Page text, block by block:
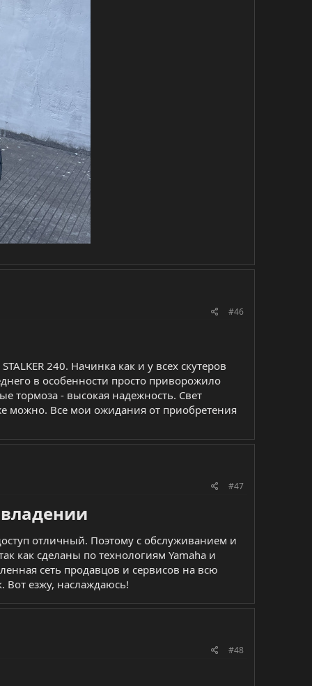
#46
240. Начинка как и у всех скутеров
в особенности просто приворожило
тормоза - высокая надежность. Свет
можно. Все мои ожидания от приобретения
#47
владении​
отличный. Поэтому с обслуживанием и
как сделаны по технологиям Yamaha и
сеть продавцов и сервисов на всю
Вот езжу, наслаждаюсь!
#48